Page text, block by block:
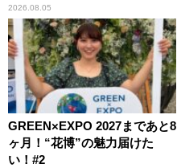
ッズ発売
2026.08.05
GREEN×EXPO 2027まであと8
ヶ月！“花博”の魅力届けた
い！#2